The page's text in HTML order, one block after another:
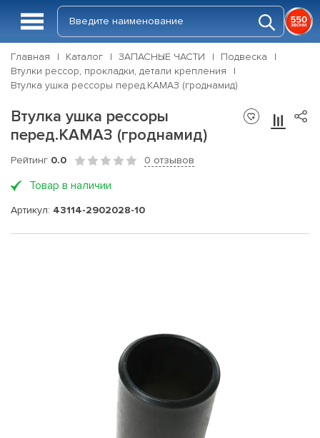
Главная Каталог ЗАПАСНЫЕ ЧАСТИ
Подвеска
Втулки рессор, прокладки, детали крепления
Втулка ушка рессоры перед.КАМАЗ (гроднамид)
Втулка ушка рессоры
перед.КАМАЗ (гроднамид)
Рейтинг 0.0 0 отзывов
Товар в наличии
Артикул: 43114-2902028-10